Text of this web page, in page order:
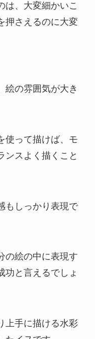
は、大変細かいこ
押さえるのに大変
絵の雰囲気が大き
使って描けば、モ
ンスよく描くこと
もしっかり表現で
の絵の中に表現す
功と言えるでしょ
上手に描ける水彩